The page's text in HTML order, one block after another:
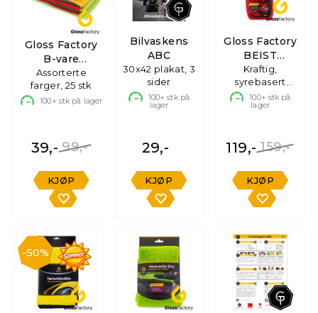
Gloss Factory
B-vare
Mikrofiberkluter
Assorterte
farger, 25 stk
100+ stk på lager
99,-
39,-
KJØP
Bilvaskens
ABC
30x42 plakat, 3
sider
100+ stk på
lager
29,-
KJØP
Gloss Factory
BEIST
Felgrens
Kraftig,
syrebasert
felgrens -
750ml
100+ stk på
lager
159,-
119,-
KJØP
50%